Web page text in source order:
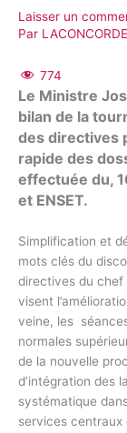
Laisser un
Par LACONCORDE
774
Le Ministre
bilan de la
des directives
rapide des
effectuée du,
et ENSET.
Simplification et
mots clés du
directives du chef
visent
veine, les
normales
de la nouvelle
d’intégration des
systématique
services centraux